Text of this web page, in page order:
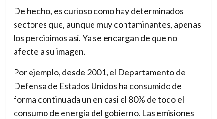
o
l
De hecho, es curioso como hay determinados
sectores que, aunque muy contaminantes, apenas
los percibimos así. Ya se encargan de que no
afecte a su imagen.
Por ejemplo, desde 2001, el Departamento de
Defensa de Estados Unidos ha consumido de
forma continuada un en casi el 80% de todo el
consumo de energía del gobierno. Las emisiones